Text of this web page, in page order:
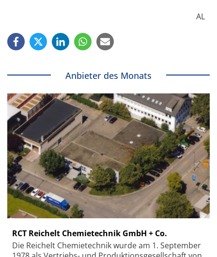
AL
Anbieter des Monats
RCT Reichelt Chemietechnik GmbH + Co.
Die Reichelt Chemietechnik wurde am 1. September